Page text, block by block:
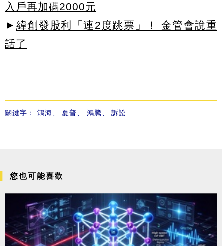
入戶再加碼2000元
► 緯創發股利「連2度跳票」！ 金管會說重
話了
關鍵字： 鴻海 夏普 鴻騰 訴訟
您也可能喜歡